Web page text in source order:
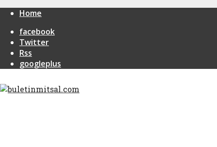
Home
facebook
Twitter
Rss
googleplus